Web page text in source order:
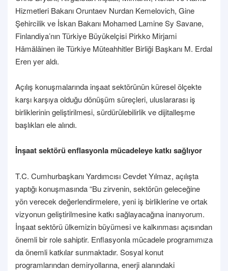
Hizmetleri Bakanı Oruntaev Nurdan Kemelovich, Gine
Şehircilik ve İskan Bakanı Mohamed Lamine Sy Savane,
Finlandiya’nın Türkiye Büyükelçisi Pirkko Mirjami
Hämäläinen ile Türkiye Müteahhitler Birliği Başkanı M. Erdal
Eren yer aldı.
Açılış konuşmalarında inşaat sektörünün küresel ölçekte
karşı karşıya olduğu dönüşüm süreçleri, uluslararası iş
birliklerinin geliştirilmesi, sürdürülebilirlik ve dijitalleşme
başlıkları ele alındı.
İnşaat sektörü enflasyonla mücadeleye katkı sağlıyor
T.C. Cumhurbaşkanı Yardımcısı Cevdet Yılmaz, açılışta
yaptığı konuşmasında “Bu zirvenin, sektörün geleceğine
yön verecek değerlendirmelere, yeni iş birliklerine ve ortak
vizyonun geliştirilmesine katkı sağlayacağına inanıyorum.
İnşaat sektörü ülkemizin büyümesi ve kalkınması açısından
önemli bir role sahiptir. Enflasyonla mücadele programımıza
da önemli katkılar sunmaktadır. Sosyal konut
programlarından demiryollarına, enerji alanındaki